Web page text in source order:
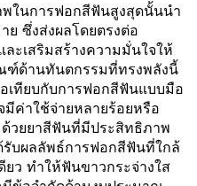
ในการฟอกสีฟันสูงสุดนั้นนำ
ย ซึ่งส่งผลโดยตรงต่อ
เสริมสร้างความมั่นใจให้
ฑ์ด้านทันตกรรมที่ทรงพลังนี้
เทียบกับการฟอกสีฟันแบบมือ
ค่าใช้จ่ายหลายร้อยหรือ
วยยาสีฟันที่มีประสิทธิภาพ
บผลลัพธ์การฟอกสีฟันที่ใกล้
ยว ทำให้ฟันขาวกระจ่างใส